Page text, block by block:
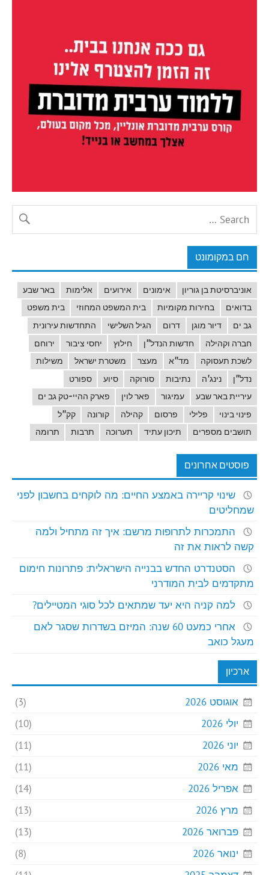
חם במקומונט
אוניברסיטת בן גוריון אימונים אירועים אלימות
באר שבע
בדואים
בחירות מקומיות בית המשפט המחוזי
בית משפט
גב ים
דיור מוגן דרום הגיל השלישי
התחדשות עירונית
חברה וקהילה
חדשות הנדל"ן חילוץ יחסי ציבור
ירוחם
לשכת תעסוקה
מד"א מעצר משטרת ישראל
משילות
נדל"ן
נינג'ה נתיבות סורוקה סיוע
ספורט
עיריית באר שבע
עמיגור פאר לוין
פארק ההיי-טק גב ים
פינוי בינוי
פלילי פרסום קהילה קורונה
קק"ל
תושבים מספרים
תיכון עתיד תערוכה תרבות תרומה
פוסטים אחרונים
שינוי קריירה באמצע החיים: מה לוקחים בחשבון לפני
שמחליטים
התמכרות לתרופות מרשם: איך זה מתחיל ולמה
קשה לראות את זה
הסטנדרט החדש בבנייה הישראלית: פתרונות חימום
מתקדמים לבית המודרני
למה קניה היא יעד שמתאים לכל סוגי המטיילים?
אחרי כמעט 60 שנה: המיזם בשדרות שסגר לאם
מעגל כואב
ארכיון
אוגוסט 2026
יולי 2026
יוני 2026
מאי 2026
אפריל 2026
מרץ 2026
פברואר 2026
ינואר 2026